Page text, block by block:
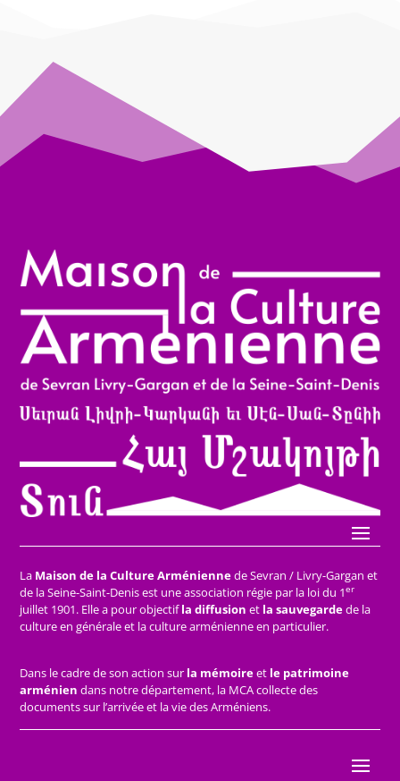
La Maison de la Culture Arméniennede Sevran / Livry-Gargan et
de la Seine-Saint-Denis est une association régie par la loi du 1er
juillet 1901. Elle a pour objectifla diffusion et la sauvegardede la
culture en générale et la culture arménienne en particulier.
Dans le cadre de son action sur la mémoireet le patrimoine
arménien dans notre département, la MCA collecte des
documents sur l’arrivée et la vie des Arméniens.